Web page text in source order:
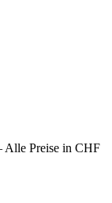
Alle Preise in CHF